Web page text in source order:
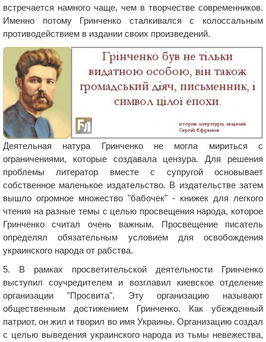
встречается намного чаще, чем в творчестве современников.
Именно потому Гринченко сталкивался с колоссальным
противодействием в издании своих произведений.
Деятельная натура Гринченко не могла мириться с
ограничениями, которые создавала цензура. Для решения
проблемы литератор вместе с супругой основывает
собственное маленькое издательство. В издательстве затем
вышло огромное множество "бабочек" - книжек для легкого
чтения на разные темы с целью просвещения народа, которое
Гринченко считал очень важным. Просвещение писатель
определял обязательным условием для освобождения
украинского народа от рабства.
5. В рамках просветительской деятельности Гринченко
выступил соучредителем и возглавил киевское отделение
организации "Просвита". Эту организацию называют
общественным достижением Гринченко. Как убежденный
патриот, он жил и творил во имя Украины. Организацию создал
с целью выведения украинского народа из тьмы невежества,